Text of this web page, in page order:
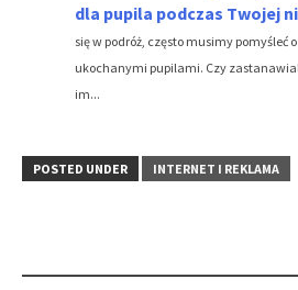
dla pupila podczas Twojej
się w podróż, często musimy pomyśleć
ukochanymi pupilami. Czy
im...
POSTED UNDER INTERNET I REKLAMA